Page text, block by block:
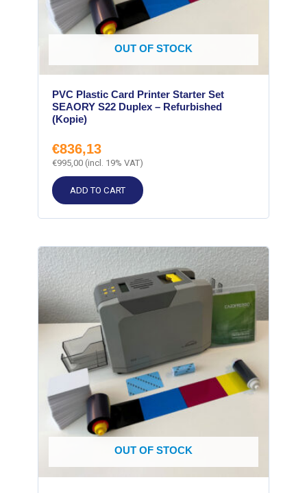
OUT OF STOCK
PVC Plastic Card Printer Starter Set
SEAORY S22 Duplex – Refurbished
(Kopie)
€836,13
€995,00 (incl. 19% VAT)
ADD TO CART
OUT OF STOCK